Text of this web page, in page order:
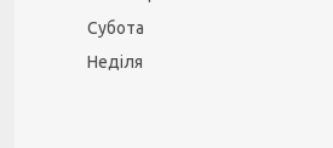
Субота
Неділя